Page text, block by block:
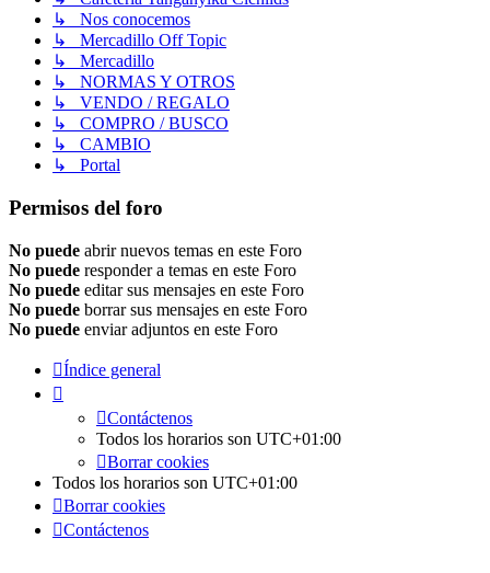
↳ Nos conocemos
↳ Mercadillo Off Topic
↳ Mercadillo
↳ NORMAS Y OTROS
↳ VENDO / REGALO
↳ COMPRO / BUSCO
↳ CAMBIO
↳ Portal
Permisos del foro
No puede abrir nuevos temas en este Foro
No puede responder a temas en este Foro
No puede editar sus mensajes en este Foro
No puede borrar sus mensajes en este Foro
No puede enviar adjuntos en este Foro
Índice general
Contáctenos
Todos los horarios son UTC+01:00
Borrar cookies
Todos los horarios son UTC+01:00
Borrar cookies
Contáctenos